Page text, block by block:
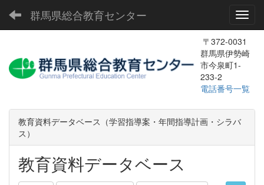
群馬県総合教育センター
〒372-0031
群馬県伊勢崎
市今泉町1-
233-2
電話番号一覧
教育資料データベース（学習指導案・年間指導計画・シラバ
ス）
教育資料データベース